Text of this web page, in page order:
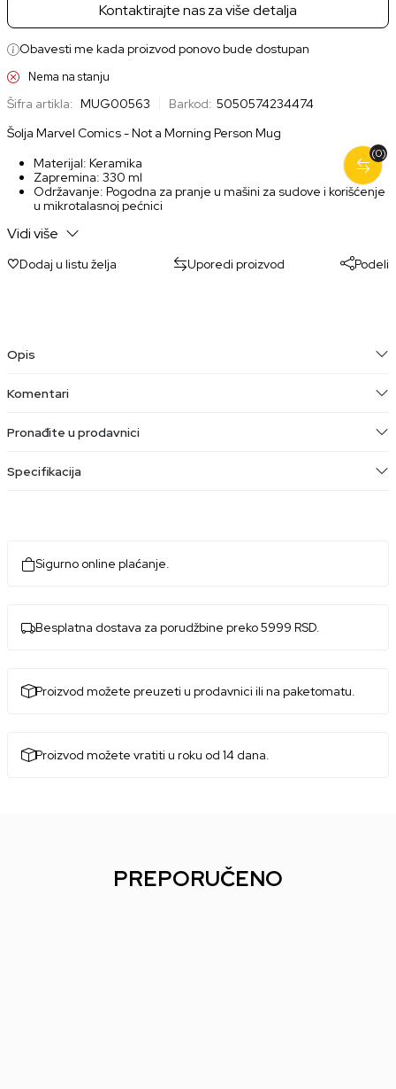
Kontaktirajte nas za više detalja
Obavesti me kada proizvod ponovo bude dostupan
Nema na stanju
Šifra artikla: MUG00563 Barkod: 5050574234474
Šolja Marvel Comics - Not a Morning Person Mug
Materijal: Keramika
Zapremina: 330 ml
Održavanje: Pogodna za pranje u mašini za sudove i korišćenje
u mikrotalasnoj pećnici
Vidi više
Dodaj u listu želja Uporedi proizvod Podeli
(0)
Opis
Komentari
Pronađite u prodavnici
Specifikacija
Sigurno online plaćanje.
Besplatna dostava za porudžbine preko 5999 RSD.
Proizvod možete preuzeti u prodavnici ili na paketomatu.
Proizvod možete vratiti u roku od 14 dana.
PREPORUČENO